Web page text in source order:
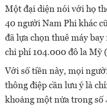
Một đại diện nói với họ
40 người Nam Phi khác
đã lựa chọn thuê máy
chi phí 104.000 đô la Mỹ
Với số tiền này, mọi
thông điệp cần lưu ý là
khoảng một nửa trong số